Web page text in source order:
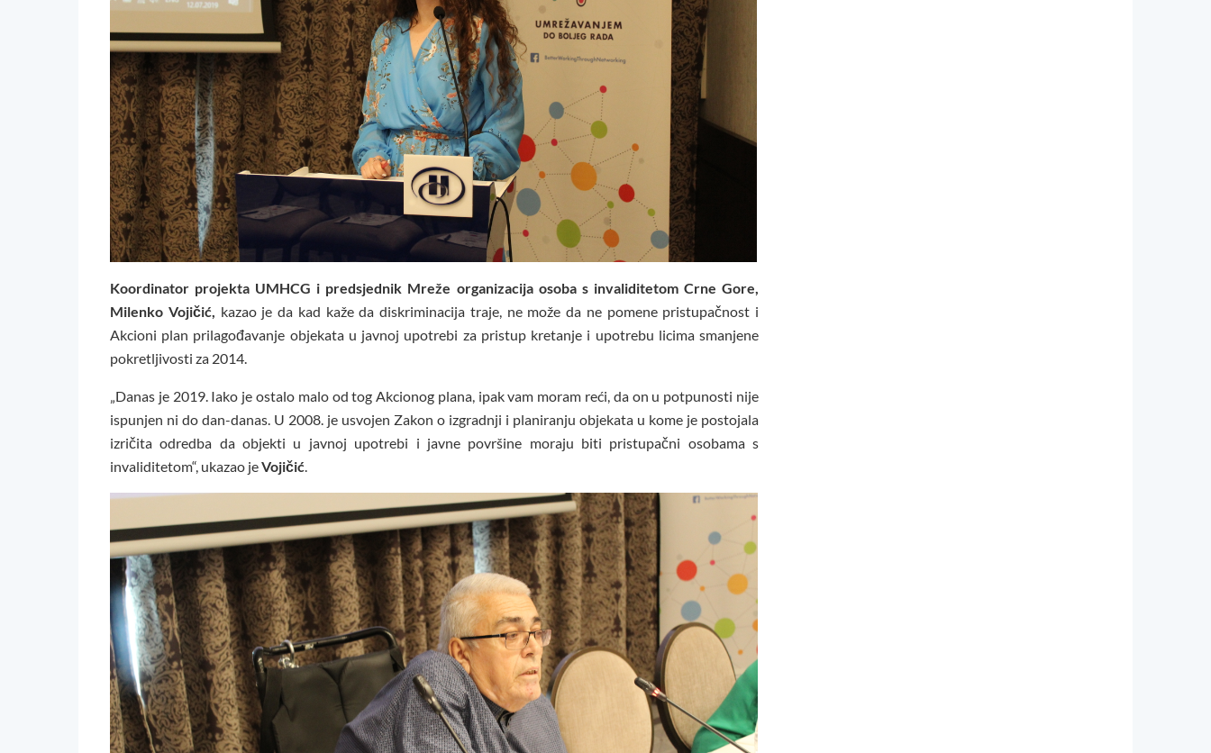
Koordinator projekta UMHCG i predsjednik Mreže organizacija osoba s invaliditetom Crne Gore,
Milenko Vojičić, kazao je da kad kaže da diskriminacija traje, ne može da ne pomene pristupačnost i
Akcioni plan prilagođavanje objekata u javnoj upotrebi za pristup kretanje i upotrebu licima smanjene
pokretljivosti za 2014.
„Danas je 2019. Iako je ostalo malo od tog Akcionog plana, ipak vam moram reći, da on u potpunosti nije
ispunjen ni do dan-danas. U 2008. je usvojen Zakon o izgradnji i planiranju objekata u kome je postojala
izričita odredba da objekti u javnoj upotrebi i javne površine moraju biti pristupačni osobama s
invaliditetom“, ukazao jeVojičić.